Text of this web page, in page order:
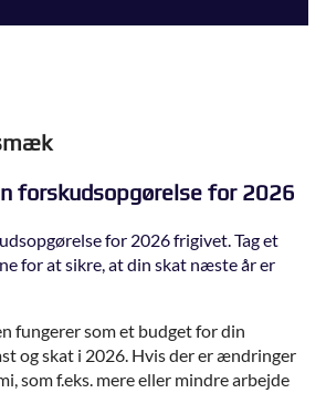
forskudsopgørelse for 2026
for 2026 frigivet. Tag et
for at sikre, at din skat næste år er
fungerer som et budget for din
og skat i 2026. Hvis der er ændringer
som f.eks. mere eller mindre arbejde